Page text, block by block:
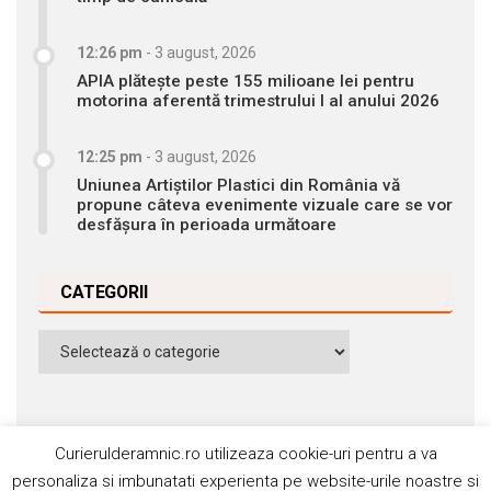
12:26 pm - 3 august, 2026
APIA plătește peste 155 milioane lei pentru
motorina aferentă trimestrului I al anului 2026
12:25 pm - 3 august, 2026
Uniunea Artiștilor Plastici din România vă
propune câteva evenimente vizuale care se vor
desfășura în perioada următoare
CATEGORII
Categorii
Curierulderamnic.ro utilizeaza cookie-uri pentru a va
personaliza si imbunatati experienta pe website-urile noastre si